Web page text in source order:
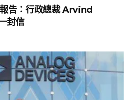
告：行政總裁 Arvind
封信